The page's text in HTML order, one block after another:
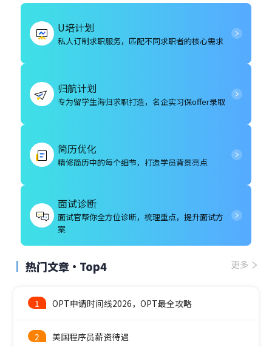
U培计划
私人订制求职服务，匹配不同求职者的核心需求
归航计划
专为留学生海归求职打造，名企实习保offer录取
简历优化
精修简历中的每个细节，打造学员背景亮点
面试诊断
面试官帮你全方位诊断，梳理重点，提升面试方
案
热门文章·Top4 更多
1 OPT申请时间线2026，OPT最全攻略
2 美国程序员薪资待遇